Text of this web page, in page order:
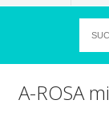
A-ROSA